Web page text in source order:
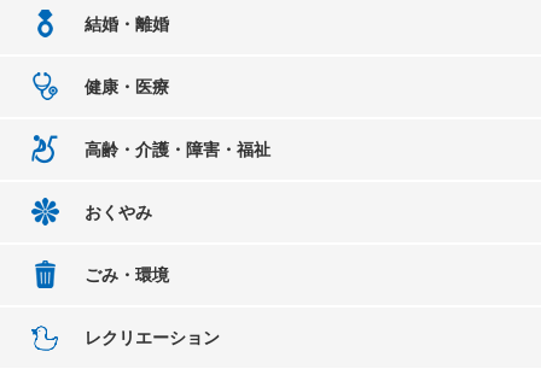
結婚・離婚
健康・医療
高齢・介護・障害・福祉
おくやみ
ごみ・環境
レクリエーション